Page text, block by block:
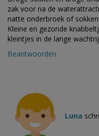
zak voor na de
natte onderbroek of
Kleine en gezonde
kleintjes in de lange
Beantwoorden
Luna